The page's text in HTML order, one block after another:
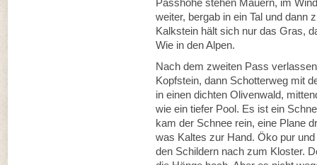
Passhöhe stehen Mauern, im
weiter, bergab in ein Tal und dann
Kalkstein hält sich nur das Gras,
Wie in den Alpen.
Nach dem zweiten Pass
Kopfstein, dann Schotterweg mit
in einen dichten Olivenwald,
wie ein tiefer Pool. Es ist ein
kam der Schnee rein, eine Plane
was Kaltes zur Hand. Öko pur
den Schildern nach zum Kloster.